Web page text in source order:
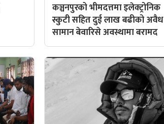
कञ्चनपुरको भीमदत्तमा इलेक्ट्रोनिक
स्कुटी सहित दुई लाख बढीको अवैध
सामान बेवारिसे अवस्थामा बरामद